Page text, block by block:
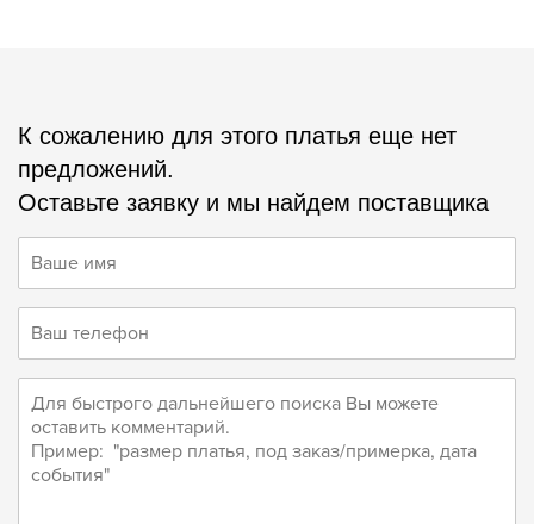
К сожалению для этого платья еще нет
предложений.
Оставьте заявку и мы найдем поставщика